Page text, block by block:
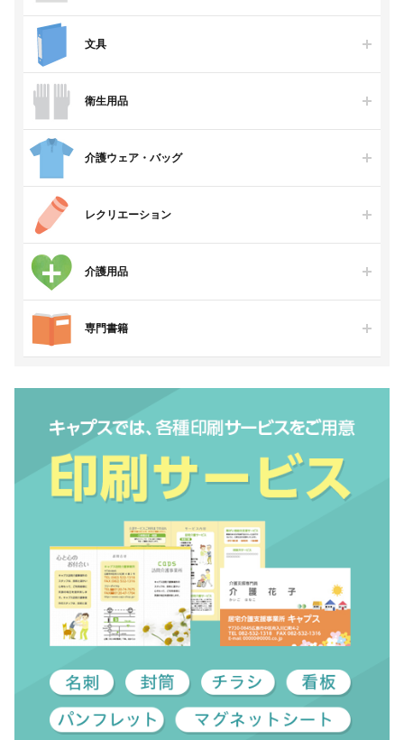
文具
衛生用品
介護ウェア・バッグ
レクリエーション
介護用品
専門書籍